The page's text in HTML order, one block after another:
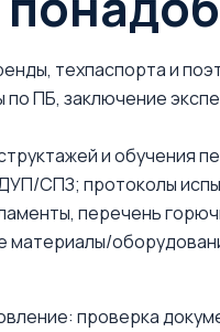
техпаспорта и
ПБ, заключение
и обучения
СПЗ; протоколы
перечень
материалы/
проверка